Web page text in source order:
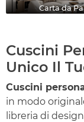
Carta da
Cuscini
Unico Il
Cuscini
in modo
libreria di